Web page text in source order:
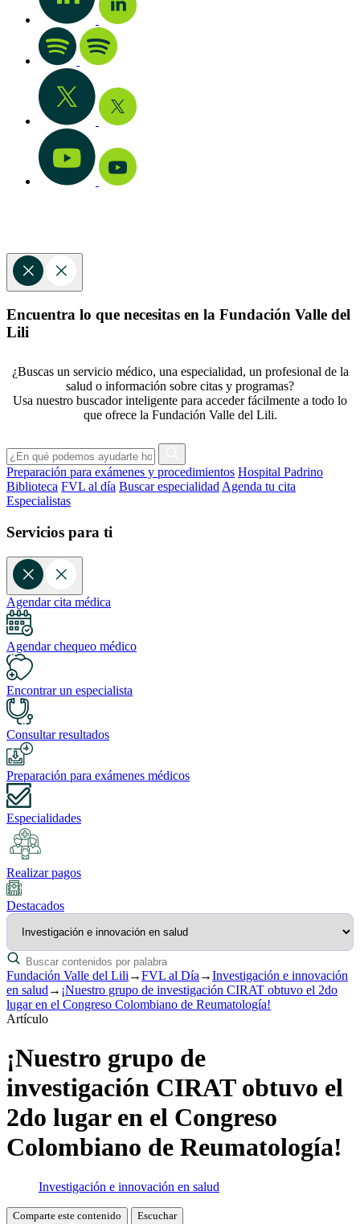
Encuentra lo que necesitas en la Fundación Valle del
Lili
¿Buscas un servicio médico, una especialidad, un profesional de la
salud o información sobre citas y programas?
Usa nuestro buscador inteligente para acceder fácilmente a todo lo
que ofrece la Fundación Valle del Lili.
Preparación para exámenes y procedimientos Hospital Padrino
Biblioteca FVL al día Buscar especialidad Agenda tu cita
Especialistas
Servicios para ti
Agendar cita médica
Agendar chequeo médico
Encontrar un especialista
Consultar resultados
Preparación para exámenes médicos
Especialidades
Realizar pagos
Destacados
Fundación Valle del Lili →FVL al Día →Investigación e innovación
en salud → ¡Nuestro grupo de investigación CIRAT obtuvo el 2do
lugar en el Congreso Colombiano de Reumatología!
Artículo
¡Nuestro grupo de
investigación CIRAT obtuvo el
2do lugar en el Congreso
Colombiano de Reumatología!
Investigación e innovación en salud
Comparte este contenido Escuchar